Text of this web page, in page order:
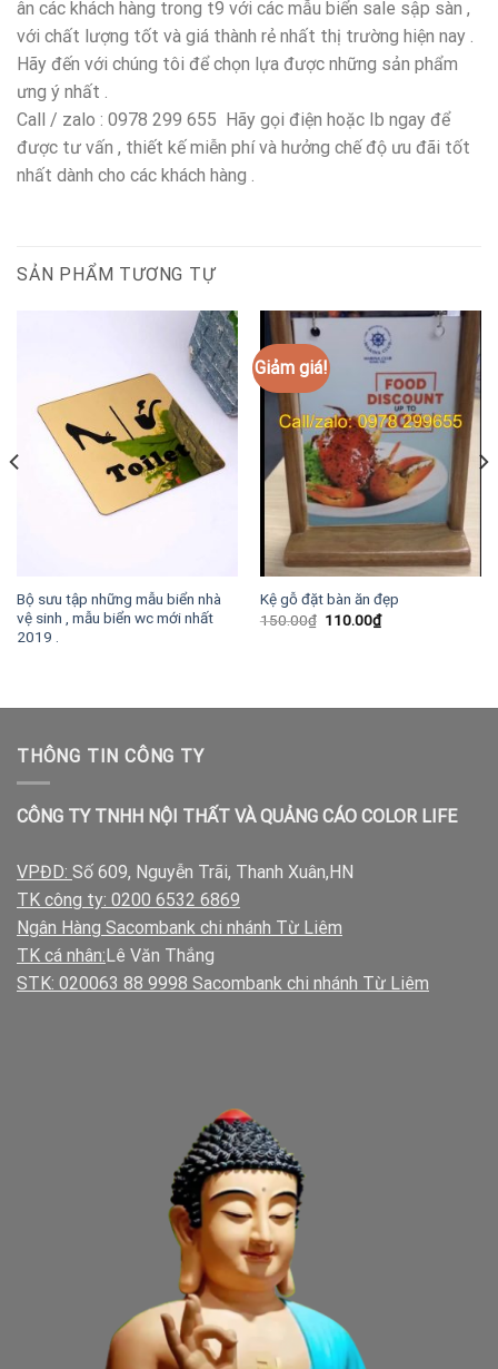
ân các khách hàng trong t9 với các mẫu biển sale sập sàn ,
với chất lượng tốt và giá thành rẻ nhất thị trường hiện nay .
Hãy đến với chúng tôi để chọn lựa được những sản phẩm
ưng ý nhất .
Call / zalo : 0978 299 655 Hãy gọi điện hoặc Ib ngay để
được tư vấn , thiết kế miễn phí và hưởng chế độ ưu đãi tốt
nhất dành cho các khách hàng .
SẢN PHẨM TƯƠNG TỰ
Bộ sưu tập những mẫu biển nhà
vệ sinh , mẫu biển wc mới nhất
2019 .
Giảm giá!
Kệ gỗ đặt bàn ăn đẹp
150.00₫ Giá
110.00₫Giá
hiện
THÔNG TIN CÔNG TY
CÔNG TY TNHH NỘI THẤT VÀ QUẢNG CÁO COLOR LIFE
VPĐD: Số 609, Nguyễn Trãi, Thanh Xuân,HN
TK công ty: 0200 6532 6869
Ngân Hàng Sacombank chi nhánh Từ Liêm
TK cá nhân: Lê Văn Thắng
STK: 020063 88 9998 Sacombank chi nhánh Từ Liêm